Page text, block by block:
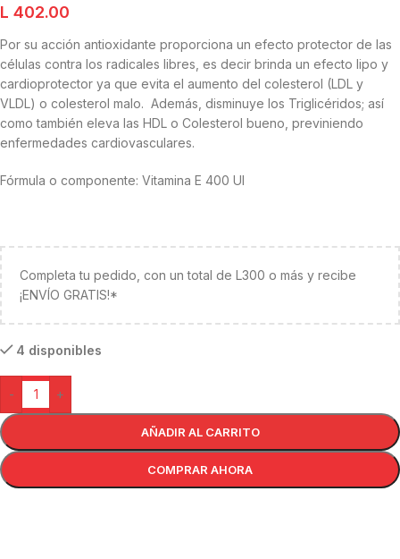
L 402.00
Por su acción antioxidante proporciona un efecto protector de las
células contra los radicales libres, es decir brinda un efecto lipo y
cardioprotector ya que evita el aumento del colesterol (LDL y
VLDL) o colesterol malo. Además, disminuye los Triglicéridos; así
como también eleva las HDL o Colesterol bueno, previniendo
enfermedades cardiovasculares.
Fórmula o componente: Vitamina E 400 UI
Completa tu pedido, con un total de L300 o más y recibe
¡ENVÍO GRATIS!*
4 disponibles
- +
AÑADIR AL CARRITO
COMPRAR AHORA